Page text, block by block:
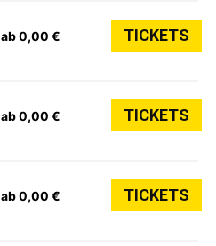
ab 0,00 € TICKETS
ab 0,00 € TICKETS
ab 0,00 € TICKETS